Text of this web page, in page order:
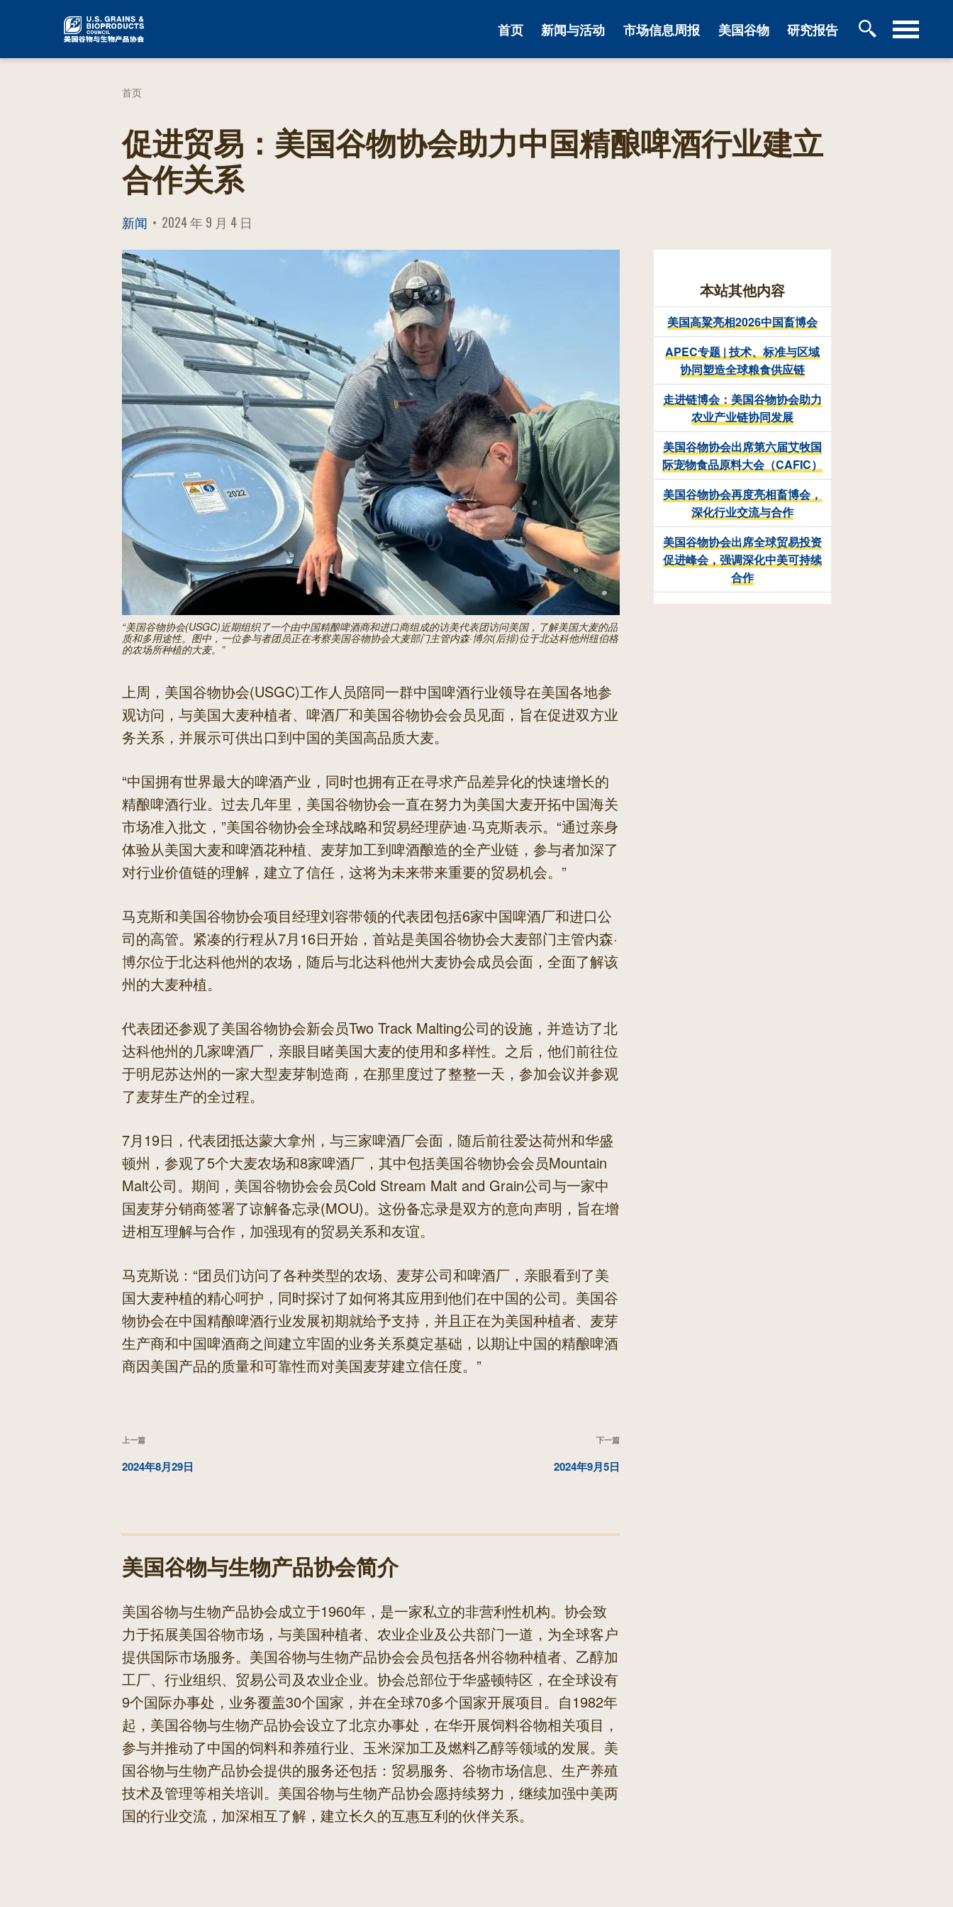
容
首页 新闻与活动 市场信息周报 美国谷物 研究报告
首页
促进贸易：美国谷物协会助力中国精酿啤酒行业建立
合作关系
新闻
POSTED
ON
2024 年 9 月 4 日
“美国谷物协会(USGC)近期组织了一个由中国精酿啤酒商和进口商组成的访美代表团访问美国，了解美国大麦的品
质和多用途性。图中，一位参与者团员正在考察美国谷物协会大麦部门主管内森·博尔(后排)位于北达科他州纽伯格
的农场所种植的大麦。”
上周，美国谷物协会(USGC)工作人员陪同一群中国啤酒行业领导在美国各地参
观访问，与美国大麦种植者、啤酒厂和美国谷物协会会员见面，旨在促进双方业
务关系，并展示可供出口到中国的美国高品质大麦。
“中国拥有世界最大的啤酒产业，同时也拥有正在寻求产品差异化的快速增长的
精酿啤酒行业。过去几年里，美国谷物协会一直在努力为美国大麦开拓中国海关
市场准入批文，”美国谷物协会全球战略和贸易经理萨迪·马克斯表示。“通过亲身
体验从美国大麦和啤酒花种植、麦芽加工到啤酒酿造的全产业链，参与者加深了
对行业价值链的理解，建立了信任，这将为未来带来重要的贸易机会。”
马克斯和美国谷物协会项目经理刘容带领的代表团包括6家中国啤酒厂和进口公
司的高管。紧凑的行程从7月16日开始，首站是美国谷物协会大麦部门主管内森·
博尔位于北达科他州的农场，随后与北达科他州大麦协会成员会面，全面了解该
州的大麦种植。
代表团还参观了美国谷物协会新会员Two Track Malting公司的设施，并造访了北
达科他州的几家啤酒厂，亲眼目睹美国大麦的使用和多样性。之后，他们前往位
于明尼苏达州的一家大型麦芽制造商，在那里度过了整整一天，参加会议并参观
了麦芽生产的全过程。
7月19日，代表团抵达蒙大拿州，与三家啤酒厂会面，随后前往爱达荷州和华盛
顿州，参观了5个大麦农场和8家啤酒厂，其中包括美国谷物协会会员Mountain
Malt公司。期间，美国谷物协会会员Cold Stream Malt and Grain公司与一家中
国麦芽分销商签署了谅解备忘录(MOU)。这份备忘录是双方的意向声明，旨在增
进相互理解与合作，加强现有的贸易关系和友谊。
马克斯说：“团员们访问了各种类型的农场、麦芽公司和啤酒厂，亲眼看到了美
国大麦种植的精心呵护，同时探讨了如何将其应用到他们在中国的公司。美国谷
物协会在中国精酿啤酒行业发展初期就给予支持，并且正在为美国种植者、麦芽
生产商和中国啤酒商之间建立牢固的业务关系奠定基础，以期让中国的精酿啤酒
商因美国产品的质量和可靠性而对美国麦芽建立信任度。”
文
章
上
一
章
上一篇
2024年8月29日
下
章
下一篇
2024年9月5日
美国谷物与生物产品协会简介
美国谷物与生物产品协会成立于1960年，是一家私立的非营利性机构。协会致
力于拓展美国谷物市场，与美国种植者、农业企业及公共部门一道，为全球客户
提供国际市场服务。美国谷物与生物产品协会会员包括各州谷物种植者、乙醇加
工厂、行业组织、贸易公司及农业企业。协会总部位于华盛顿特区，在全球设有
9个国际办事处，业务覆盖30个国家，并在全球70多个国家开展项目。自1982年
起，美国谷物与生物产品协会设立了北京办事处，在华开展饲料谷物相关项目，
参与并推动了中国的饲料和养殖行业、玉米深加工及燃料乙醇等领域的发展。美
国谷物与生物产品协会提供的服务还包括：贸易服务、谷物市场信息、生产养殖
技术及管理等相关培训。美国谷物与生物产品协会愿持续努力，继续加强中美两
国的行业交流，加深相互了解，建立长久的互惠互利的伙伴关系。
本站其他内容
美国高粱亮相2026中国畜博会
APEC专题 | 技术、标准与区域
协同塑造全球粮食供应链
走进链博会：美国谷物协会助力
农业产业链协同发展
美国谷物协会出席第六届艾牧国
际宠物食品原料大会（CAFIC）
美国谷物协会再度亮相畜博会，
深化行业交流与合作
美国谷物协会出席全球贸易投资
促进峰会，强调深化中美可持续
合作